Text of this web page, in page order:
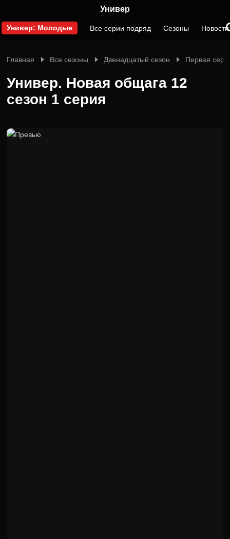
Универ
Универ: Молодые Все серии подряд Сезоны Новости
Главная Все сезоны Двенадцатый сезон Первая
Универ. Новая общага 12
сезон 1 серия